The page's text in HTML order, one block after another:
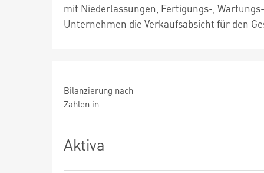
mit Niederlassungen, Fertigungs-,
Unternehmen die Verkaufsabsicht für den
Bilanzierung nach
Zahlen in
Aktiva